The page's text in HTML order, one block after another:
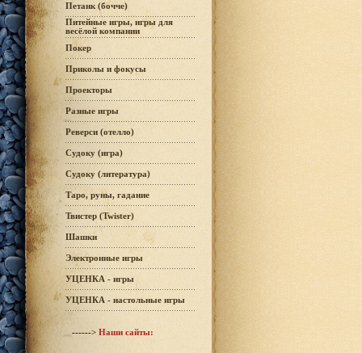
Петанк (бочче)
Питейные игры, игры для
весёлой компании
Покер
Приколы и фокусы
Проекторы
Разные игры
Реверси (отелло)
Судоку (игра)
Судоку (литература)
Таро, руны, гадание
Твистер (Twister)
Шашки
Электронные игры
УЦЕНКА - игры
УЦЕНКА - настольные игры
------> Наши сайты: